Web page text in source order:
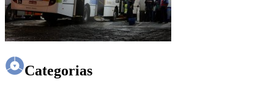
Categorias